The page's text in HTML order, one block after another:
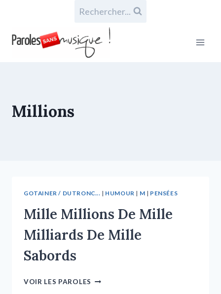
Rechercher...
Millions
GOTAINER / DUTRONC... | HUMOUR | M | PENSÉES
Mille Millions De Mille
Milliards De Mille
Sabords
VOIR LES PAROLES